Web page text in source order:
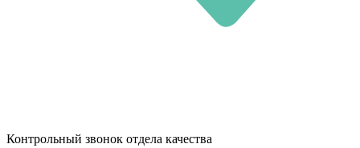
Контрольный звонок отдела качества